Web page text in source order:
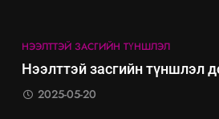
НЭЭЛТТЭЙ ЗАСГИЙН ТҮНШЛЭЛ
Нээлттэй засгийн түншлэл
2025-05-20